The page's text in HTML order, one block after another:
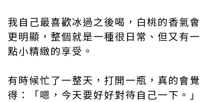
我自己最喜歡冰過之後喝，白桃的香氣會
更明顯，整個就是一種很日常、但又有一
點小精緻的享受。
有時候忙了一整天，打開一瓶，真的會覺
得：「嗯，今天要好好對待自己一下。」